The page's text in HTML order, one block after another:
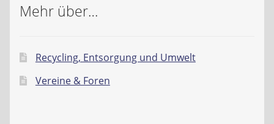
Mehr über…
Recycling, Entsorgung und Umwelt
Vereine & Foren